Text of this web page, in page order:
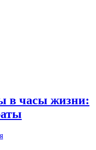
в часы жизни: